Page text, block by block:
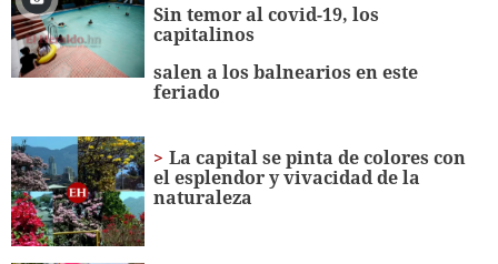
Sin temor al covid-19, los
capitalinos
salen a los balnearios en este
feriado
La capital se pinta de colores con
el esplendor y vivacidad de la
naturaleza